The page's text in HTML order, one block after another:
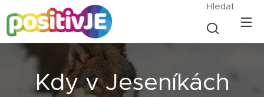
Hledat
Kdy v Jeseníkách